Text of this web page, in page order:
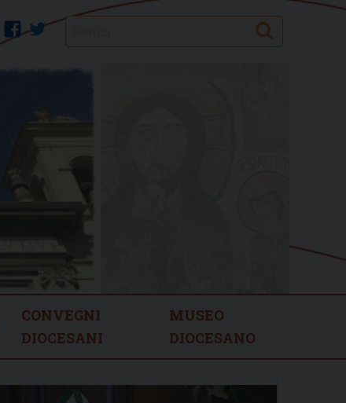
twitter
facebook Search
CONVEGNI
DIOCESANI
MUSEO
DIOCESANO